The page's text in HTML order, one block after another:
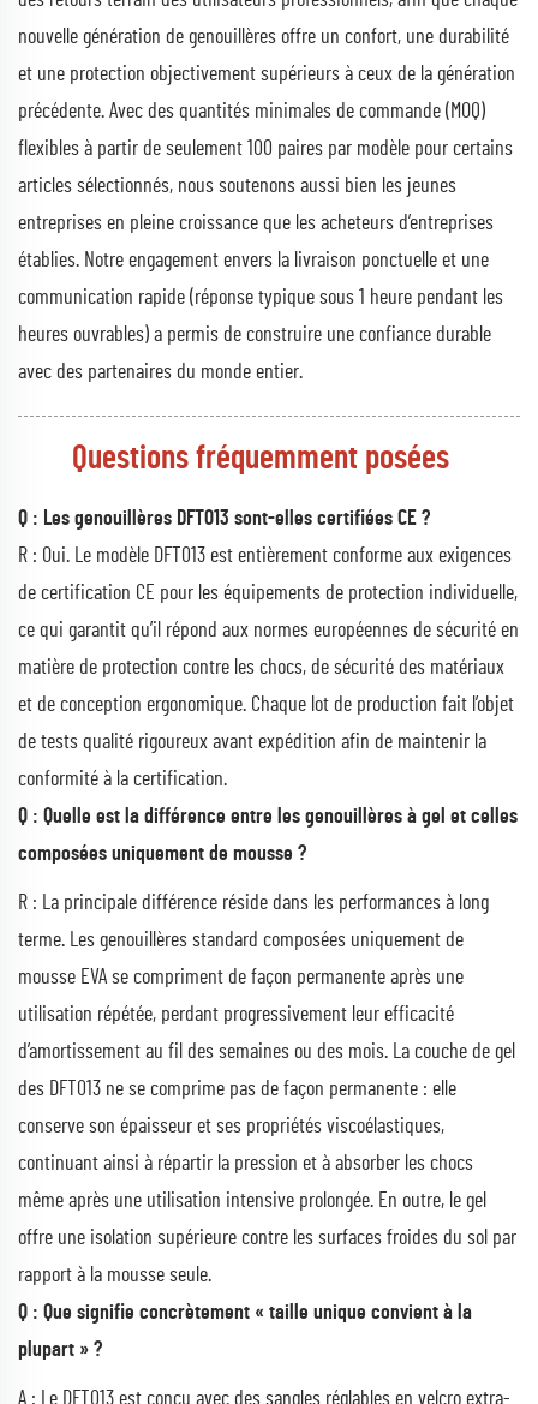
nouvelle génération de genouillères offre un confort, une durabilité
et une protection objectivement supérieurs à ceux de la génération
précédente. Avec des quantités minimales de commande (MOQ)
flexibles à partir de seulement 100 paires par modèle pour certains
articles sélectionnés, nous soutenons aussi bien les jeunes
entreprises en pleine croissance que les acheteurs d’entreprises
établies. Notre engagement envers la livraison ponctuelle et une
communication rapide (réponse typique sous 1 heure pendant les
heures ouvrables) a permis de construire une confiance durable
avec des partenaires du monde entier.
Questions fréquemment posées
Q : Les genouillères DFT013 sont-elles certifiées CE ?
R : Oui. Le modèle DFT013 est entièrement conforme aux exigences
de certification CE pour les équipements de protection individuelle,
ce qui garantit qu’il répond aux normes européennes de sécurité en
matière de protection contre les chocs, de sécurité des matériaux
et de conception ergonomique. Chaque lot de production fait l’objet
de tests qualité rigoureux avant expédition afin de maintenir la
conformité à la certification.
Q : Quelle est la différence entre les genouillères à gel et celles
composées uniquement de mousse ?
R : La principale différence réside dans les performances à long
terme. Les genouillères standard composées uniquement de
mousse EVA se compriment de façon permanente après une
utilisation répétée, perdant progressivement leur efficacité
d’amortissement au fil des semaines ou des mois. La couche de gel
des DFT013 ne se comprime pas de façon permanente : elle
conserve son épaisseur et ses propriétés viscoélastiques,
continuant ainsi à répartir la pression et à absorber les chocs
même après une utilisation intensive prolongée. En outre, le gel
offre une isolation supérieure contre les surfaces froides du sol par
rapport à la mousse seule.
Q : Que signifie concrètement « taille unique convient à la
plupart » ?
A : Le DFT013 est conçu avec des sangles réglables en velcro extra-